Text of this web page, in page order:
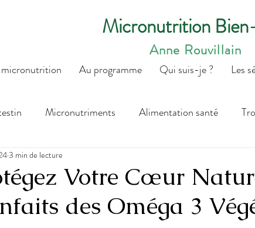
Micronutrition
Anne Rouvillain
micronutrition Au programme Qui suis-je ? Les
Micronutriments Alimentation santé
BILAN BIOLOGIQUE
Votre Cœur
des Oméga 3
3 min de lecture